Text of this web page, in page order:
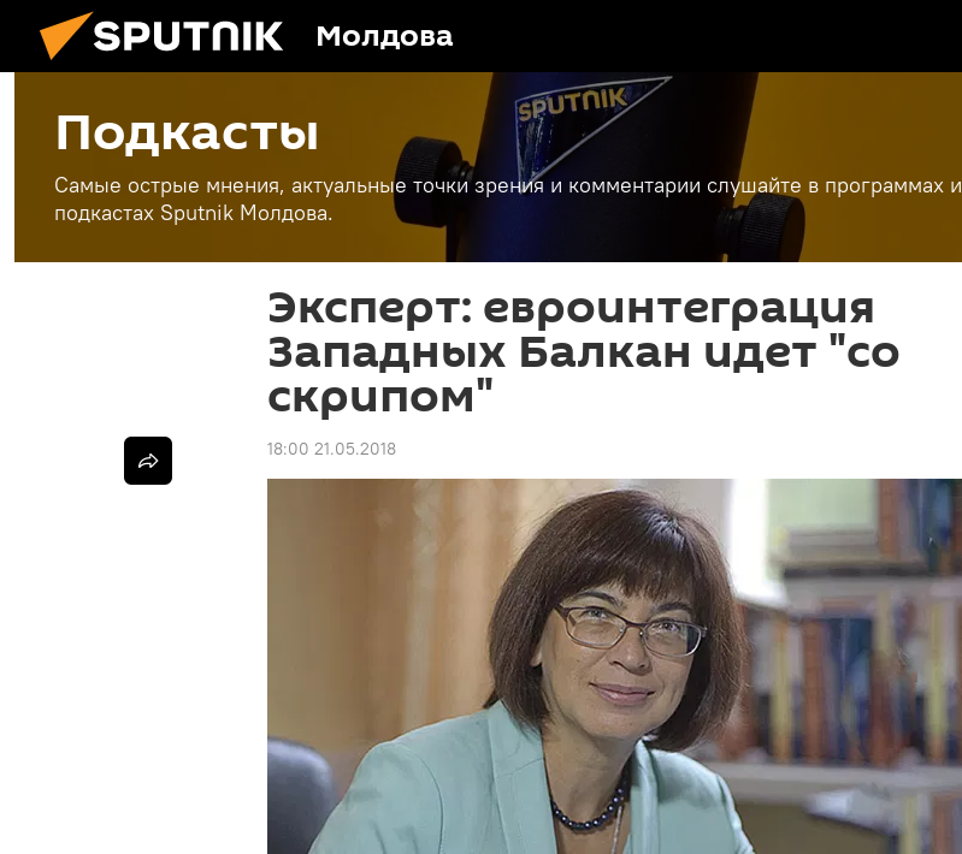
Молдова
Подкасты
Самые острые мнения, актуальные точки зрения и комментарии слушайте в программах и
подкастах Sputnik Молдова.
Эксперт: евроинтеграция
Западных Балкан идет "со
скрипом"
18:00 21.05.2018